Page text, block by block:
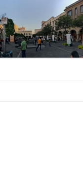
audiovisual